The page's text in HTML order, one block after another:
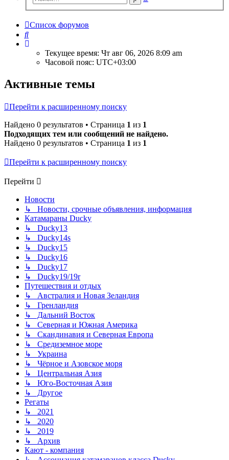
Список форумов
Поиск
Текущее время: Чт авг 06, 2026 8:09 am
Часовой пояс: UTC+03:00
Активные темы
Перейти к расширенному поиску
Найдено 0 результатов • Страница 1 из 1
Подходящих тем или сообщений не найдено.
Найдено 0 результатов • Страница 1 из 1
Перейти к расширенному поиску
Перейти
Новости
↳ Новости, срочные объявления, информация
Катамараны Ducky
↳ Ducky13
↳ Ducky14s
↳ Ducky15
↳ Ducky16
↳ Ducky17
↳ Ducky19/19r
Путешествия и отдых
↳ Австралия и Новая Зеландия
↳ Гренландия
↳ Дальний Восток
↳ Северная и Южная Америка
↳ Скандинавия и Северная Европа
↳ Средиземное море
↳ Украина
↳ Чёрное и Азовское моря
↳ Центральная Азия
↳ Юго-Восточная Азия
↳ Другое
Регаты
↳ 2021
↳ 2020
↳ 2019
↳ Архив
Кают - компания